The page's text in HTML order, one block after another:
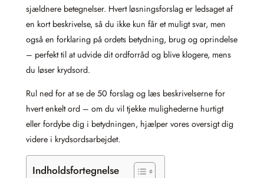
sjældnere betegnelser. Hvert løsningsforslag er ledsaget af
en kort beskrivelse, så du ikke kun får et muligt svar, men
også en forklaring på ordets betydning, brug og oprindelse
– perfekt til at udvide dit ordforråd og blive klogere, mens
du løser krydsord.
Rul ned for at se de 50 forslag og læs beskrivelserne for
hvert enkelt ord – om du vil tjekke mulighederne hurtigt
eller fordybe dig i betydningen, hjælper vores oversigt dig
videre i krydsordsarbejdet.
Indholdsfortegnelse